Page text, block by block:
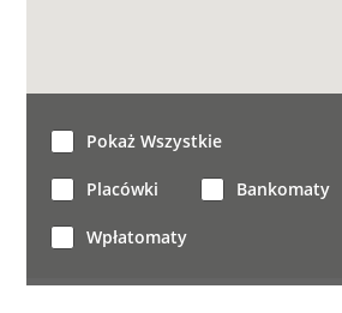
Pokaż Wszystkie
Placówki Bankomaty
Wpłatomaty